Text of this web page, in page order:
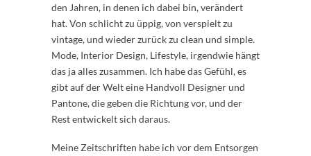
den Jahren, in denen ich dabei bin, verändert
hat. Von schlicht zu üppig, von verspielt zu
vintage, und wieder zurück zu clean und simple.
Mode, Interior Design, Lifestyle, irgendwie hängt
das ja alles zusammen. Ich habe das Gefühl, es
gibt auf der Welt eine Handvoll Designer und
Pantone, die geben die Richtung vor, und der
Rest entwickelt sich daraus.
Meine Zeitschriften habe ich vor dem Entsorgen